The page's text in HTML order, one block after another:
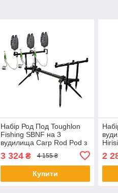
Набір Род Под Toughlon
Fishing SBNF на 3
вудилища Carp Rod Pod з
B112B та свінгерами
3 324₴ 4 155 ₴
Купити
2